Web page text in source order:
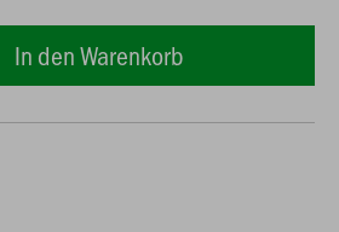
In den Warenkorb